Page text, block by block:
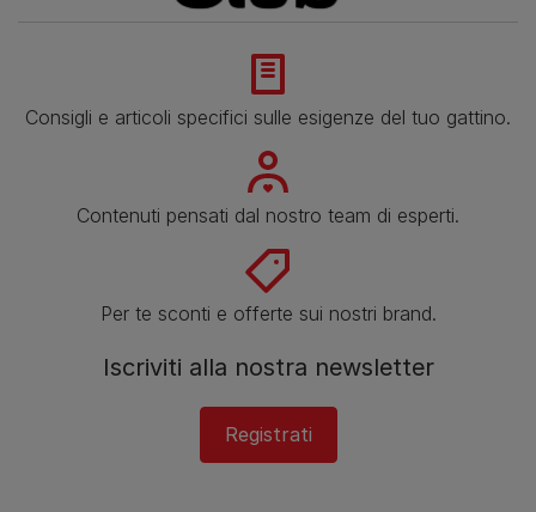
Consigli e articoli specifici sulle esigenze del tuo gattino.
Contenuti pensati dal nostro team di esperti.
Per te sconti e offerte sui nostri brand.
Iscriviti alla nostra newsletter
Registrati